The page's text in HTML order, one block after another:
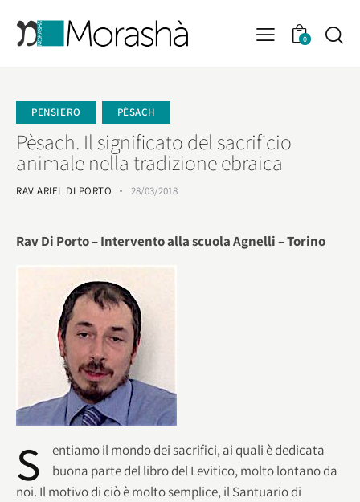
0
PENSIERO PÈSACH
Pèsach. Il significato del sacrificio
animale nella tradizione ebraica
RAV ARIEL DI PORTO 28/03/2018
Rav Di Porto – Intervento alla scuola Agnelli – Torino
S
entiamo il mondo dei sacrifici, ai quali è dedicata
buona parte del libro del Levitico, molto lontano da
noi. Il motivo di ciò è molto semplice, il Santuario di